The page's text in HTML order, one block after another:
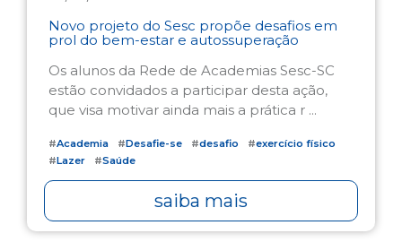
Novo projeto do Sesc propõe desafios em
prol do bem-estar e autossuperação
Os alunos da Rede de Academias Sesc-SC
estão convidados a participar desta ação,
que visa motivar ainda mais a prática r ...
#Academia #Desafie-se #desafio #exercício físico
#Lazer #Saúde
saiba mais